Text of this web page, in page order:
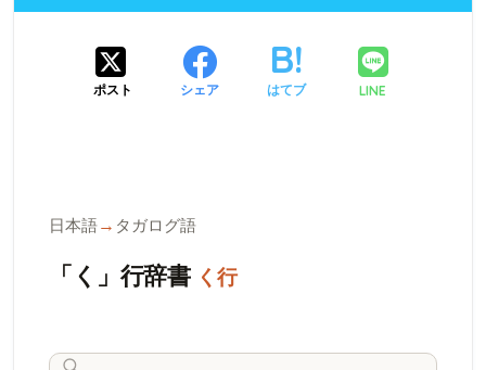
ポスト シェア はてブ LINE
日本語→ タガログ語
「く」行辞書 く行